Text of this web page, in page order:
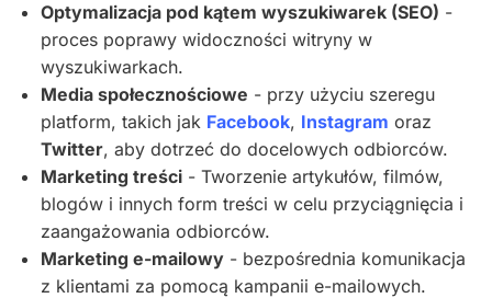
Optymalizacja pod kątem wyszukiwarek (SEO) -
proces poprawy widoczności witryny w
wyszukiwarkach.
Media społecznościowe - przy użyciu szeregu
platform, takich jak Facebook, Instagram oraz
Twitter, aby dotrzeć do docelowych odbiorców.
Marketing treści - Tworzenie artykułów, filmów,
blogów i innych form treści w celu przyciągnięcia i
zaangażowania odbiorców.
Marketing e-mailowy - bezpośrednia komunikacja
z klientami za pomocą kampanii e-mailowych.